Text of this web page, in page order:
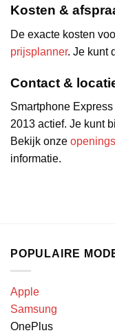
Kosten &
De exacte kosten
prijsplanner. Je kunt
Contact &
Smartphone
2013 actief. Je kunt
Bekijk onze
informatie.
POPULAIRE
Apple
Samsung
OnePlus